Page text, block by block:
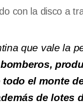
con la disco a
que vale la
todo el monte
de lotes